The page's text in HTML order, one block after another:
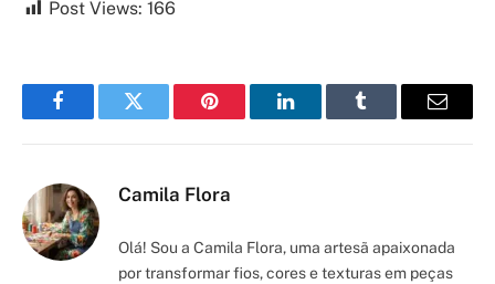
Post Views: 166
FacebookTwitter Pinterest LinkedInTumblr Email
Camila Flora
Olá! Sou a Camila Flora, uma artesã apaixonada
por transformar fios, cores e texturas em peças